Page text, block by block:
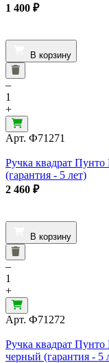
1 400 ₽
В корзину
–
1
+
Арт. Ф71271
Ручка квадрат
(гарантия - 5 лет)
2 460 ₽
В корзину
–
1
+
Арт. Ф71272
Ручка квадрат
черный (гарантия - 5